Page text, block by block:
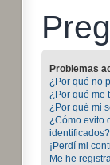
Problemas
¿Por qué no
¿Por qué me
¿Por qué mi
¿Cómo evito
identificados?
¡Perdí mi
Me he